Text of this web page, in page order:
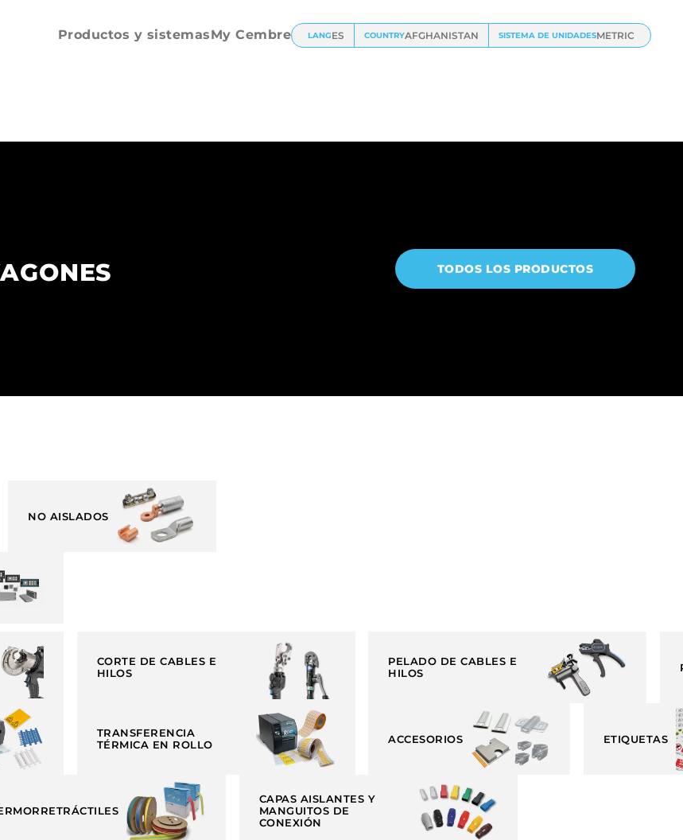
Productos y sistemasMy Cembre LANGES COUNTRYAFGHANISTAN SISTEMA DE UNIDADESMETRIC
TODOS LOS PRODUCTOS
NO AISLADOS
CORTE DE CABLES E
HILOS
PELADO DE CABLES E
HILOS
TRANSFERENCIA
TÉRMICA EN ROLLO
ACCESORIOS ETIQUETAS
CAPAS AISLANTES Y
MANGUITOS DE
CONEXIÓN